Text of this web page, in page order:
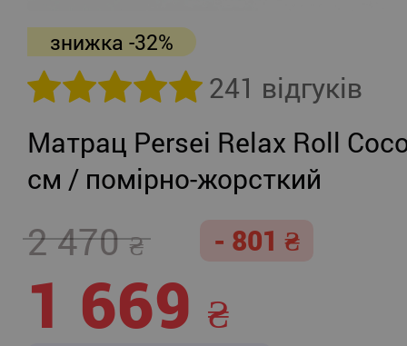
знижка -32%
241 відгуків
Матрац Persei Relax Roll
см / помірно-жорсткий
2 470 - 801
1 669